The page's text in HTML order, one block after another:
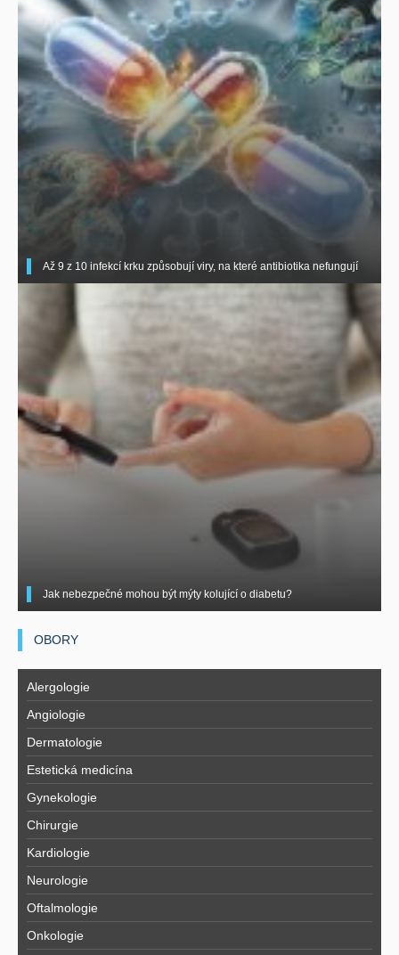
Až 9 z 10 infekcí krku způsobují viry, na které antibiotika nefungují
Jak nebezpečné mohou být mýty kolující o diabetu?
OBORY
Alergologie
Angiologie
Dermatologie
Estetická medicína
Gynekologie
Chirurgie
Kardiologie
Neurologie
Oftalmologie
Onkologie